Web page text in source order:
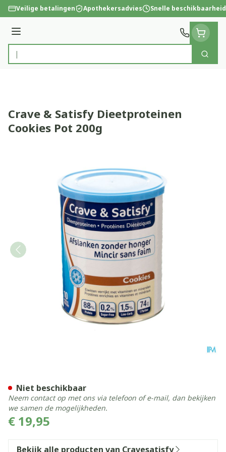
Ga naar de inhoud
Veilige betalingen Apothekersadvies Snelle beschikbaarheid
Menu
Product, merk, categorie...
Zoek
Crave & Satisfy Dieetproteinen
Cookies Pot 200g
€ 19,95
Niet beschikbaar
Neem contact op met ons via telefoon of e-mail, dan bekijken
we samen de mogelijkheden.
Bekijk alle producten van Cravesatisfy